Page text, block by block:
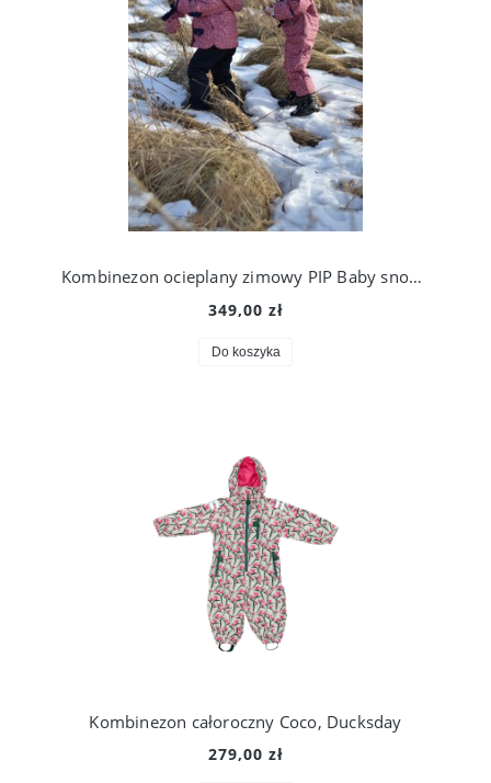
Kombinezon ocieplany zimowy PIP Baby snowsuit, Ducksday
349,00 zł
Do koszyka
Kombinezon całoroczny Coco, Ducksday
279,00 zł